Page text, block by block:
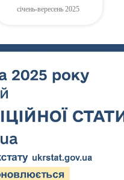
січень-вересень 2025